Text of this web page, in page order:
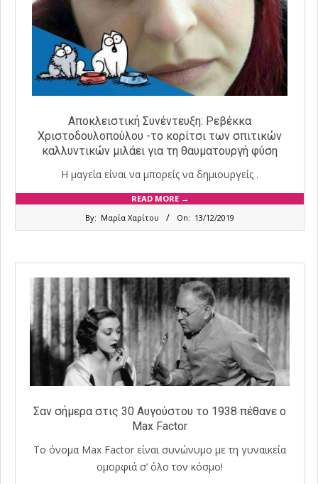
Αποκλειστική Συνέντευξη: Ρεβέκκα
Χριστοδουλοπούλου -το κορίτσι των σπιτικών
καλλυντικών μιλάει για τη θαυματουργή φύση
Η μαγεία είναι να μπορείς να δημιουργείς .
READ MORE →
By: Μαρία Χαρίτου On: 13/12/2019
Σαν σήμερα στις 30 Αυγούστου το 1938 πέθανε ο
Max Factor
Το όνομα Max Factor είναι συνώνυμο με τη γυναικεία
ομορφιά σ’ όλο τον κόσμο!